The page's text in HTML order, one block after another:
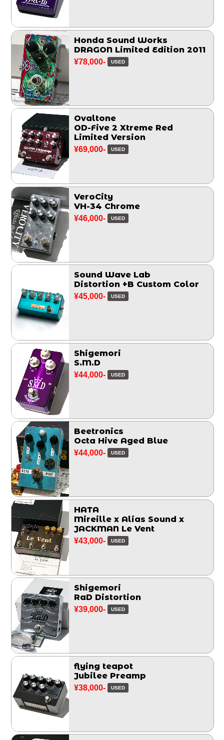
Honda Sound Works
DRAGON Limited Edition 2011
¥78,000- USED
Ovaltone
OD-Five 2 Xtreme Red
Limited Version
¥69,000- USED
VeroCity
VH-34 Chrome
¥46,000- USED
Sound Wave Lab
Distortion +B Custom Color
¥45,000- USED
Shigemori
S.M.D
¥44,000- USED
Beetronics
Octa Hive Aged Blue
¥44,000- USED
HATA
Mireille x Alias Sound x
JACKMAN Le Vent
¥43,000- USED
Shigemori
RaD Distortion
¥39,000- USED
flying teapot
Jubilee Preamp
¥38,000- USED